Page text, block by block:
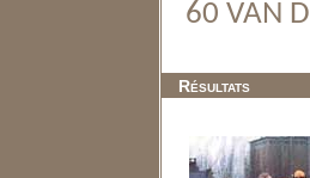
60 VAN
Résultats